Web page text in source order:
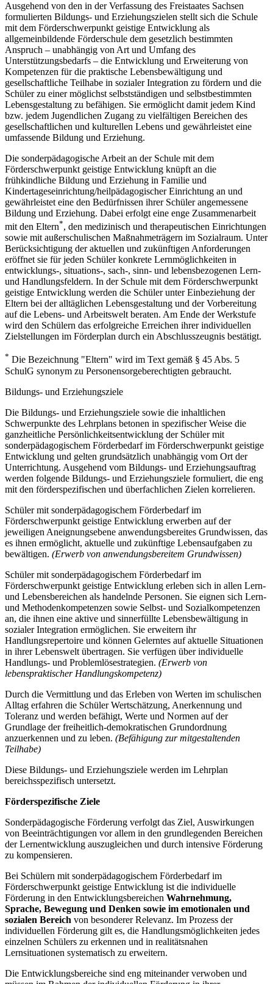
Ausgehend von den in der Verfassung des Freistaates Sachsen
formulierten Bildungs- und Erziehungszielen stellt sich die Schule
mit dem Förderschwerpunkt geistige Entwicklung als
allgemeinbildende Förderschule dem gesetzlich bestimmten
Anspruch – unabhängig von Art und Umfang des
Unterstützungsbedarfs – die Entwicklung und Erweiterung von
Kompetenzen für die praktische Lebensbewältigung und
gesellschaftliche Teilhabe in sozialer Integration zu fördern und die
Schüler zu einer möglichst selbstständigen und selbstbestimmten
Lebensgestaltung zu befähigen. Sie ermöglicht damit jedem Kind
bzw. jedem Jugendlichen Zugang zu vielfältigen Bereichen des
gesellschaftlichen und kulturellen Lebens und gewährleistet eine
umfassende Bildung und Erziehung.
Die sonderpädagogische Arbeit an der Schule mit dem
Förderschwerpunkt geistige Entwicklung knüpft an die
frühkindliche Bildung und Erziehung in Familie und
Kindertageseinrichtung/heilpädagogischer Einrichtung an und
gewährleistet eine den Bedürfnissen ihrer Schüler angemessene
Bildung und Erziehung. Dabei erfolgt eine enge Zusammenarbeit
mit den Eltern*, den medizinisch und therapeutischen Einrichtungen
sowie mit außerschulischen Maßnahmeträgern im Sozialraum. Unter
Berücksichtigung der aktuellen und zukünftigen Anforderungen
eröffnet sie für jeden Schüler konkrete Lernmöglichkeiten in
entwicklungs-, situations-, sach-, sinn- und lebensbezogenen Lern-
und Handlungsfeldern. In der Schule mit dem Förderschwerpunkt
geistige Entwicklung werden die Schüler unter Einbeziehung der
Eltern bei der alltäglichen Lebensgestaltung und der Vorbereitung
auf die Lebens- und Arbeitswelt beraten. Am Ende der Werkstufe
wird den Schülern das erfolgreiche Erreichen ihrer individuellen
Zielstellungen im Förderplan durch ein Abschlusszeugnis bestätigt.
* Die Bezeichnung "Eltern" wird im Text gemäß § 45 Abs. 5
SchulG synonym zu Personensorgeberechtigten gebraucht.
Bildungs- und Erziehungsziele
Die Bildungs- und Erziehungsziele sowie die inhaltlichen
Schwerpunkte des Lehrplans betonen in spezifischer Weise die
ganzheitliche Persönlichkeitsentwicklung der Schüler mit
sonderpädagogischem Förderbedarf im Förderschwerpunkt geistige
Entwicklung und gelten grundsätzlich unabhängig vom Ort der
Unterrichtung. Ausgehend vom Bildungs- und Erziehungsauftrag
werden folgende Bildungs- und Erziehungsziele formuliert, die eng
mit den förderspezifischen und überfachlichen Zielen korrelieren.
Schüler mit sonderpädagogischem Förderbedarf im
Förderschwerpunkt geistige Entwicklung erwerben auf der
jeweiligen Aneignungsebene anwendungsbereites Grundwissen, das
es ihnen ermöglicht, aktuelle und zukünftige Lebensaufgaben zu
bewältigen. (Erwerb von anwendungsbereitem Grundwissen)
Schüler mit sonderpädagogischem Förderbedarf im
Förderschwerpunkt geistige Entwicklung erleben sich in allen Lern-
und Lebensbereichen als handelnde Personen. Sie eignen sich Lern-
und Methodenkompetenzen sowie Selbst- und Sozialkompetenzen
an, die ihnen eine aktive und sinnerfüllte Lebensbewältigung in
sozialer Integration ermöglichen. Sie erweitern ihr
Handlungsrepertoire und können Gelerntes auf aktuelle Situationen
in ihrer Lebenswelt übertragen. Sie verfügen über individuelle
Handlungs- und Problemlösestrategien. (Erwerb von
lebenspraktischer Handlungskompetenz)
Durch die Vermittlung und das Erleben von Werten im schulischen
Alltag erfahren die Schüler Wertschätzung, Anerkennung und
Toleranz und werden befähigt, Werte und Normen auf der
Grundlage der freiheitlich-demokratischen Grundordnung
anzuerkennen und zu leben. (Befähigung zur mitgestaltenden
Teilhabe)
Diese Bildungs- und Erziehungsziele werden im Lehrplan
bereichsspezifisch untersetzt.
Förderspezifische Ziele
Sonderpädagogische Förderung verfolgt das Ziel, Auswirkungen
von Beeinträchtigungen vor allem in den grundlegenden Bereichen
der Lernentwicklung auszugleichen und durch intensive Förderung
zu kompensieren.
Bei Schülern mit sonderpädagogischem Förderbedarf im
Förderschwerpunkt geistige Entwicklung ist die individuelle
Förderung in den Entwicklungsbereichen Wahrnehmung,
Sprache, Bewegung und Denken sowie im emotionalen und
sozialen Bereich von besonderer Relevanz. Im Prozess der
individuellen Förderung gilt es, die Handlungsmöglichkeiten jedes
einzelnen Schülers zu erkennen und in realitätsnahen
Lernsituationen systematisch zu erweitern.
Die Entwicklungsbereiche sind eng miteinander verwoben und